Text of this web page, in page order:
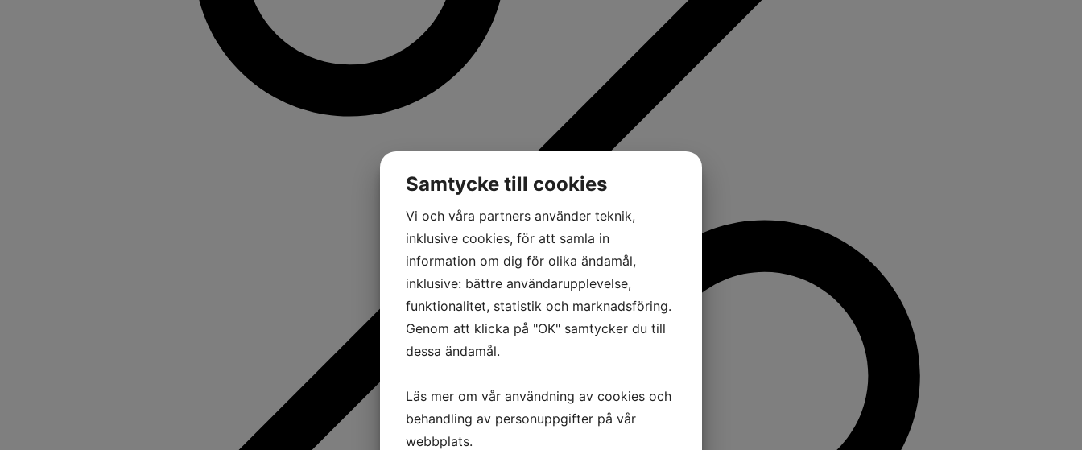
Samtycke till cookies
Vi och våra partners använder teknik,
inklusive cookies, för att samla in
information om dig för olika ändamål,
inklusive: bättre användarupplevelse,
funktionalitet, statistik och marknadsföring.
Genom att klicka på "OK" samtycker du till
dessa ändamål.
Läs mer om vår användning av cookies och
behandling av personuppgifter på vår
webbplats.